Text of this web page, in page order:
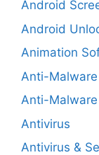
Android
Android
Animation
Anti-Malware
Anti-
Antivirus
Antivirus &